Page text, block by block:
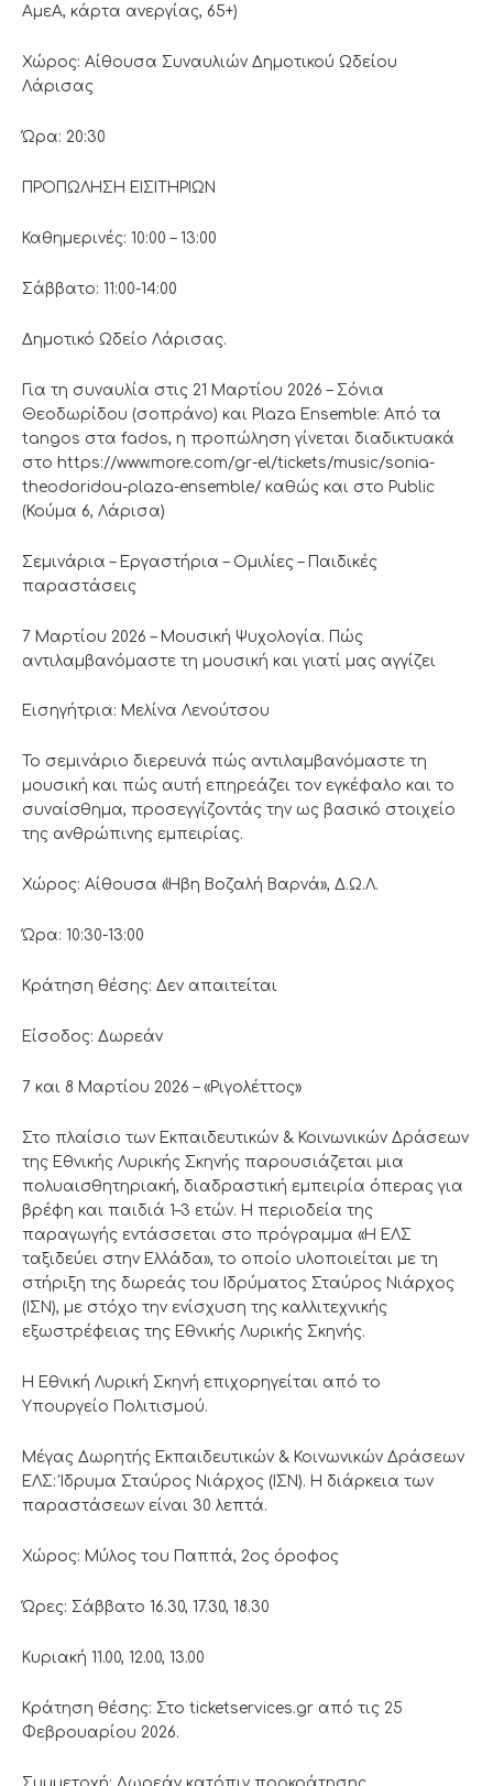
ΑμεΑ, κάρτα ανεργίας, 65+)
Χώρος: Αίθουσα Συναυλιών Δημοτικού Ωδείου
Λάρισας
Ώρα: 20:30
ΠΡΟΠΩΛΗΣΗ ΕΙΣΙΤΗΡΙΩΝ
Καθημερινές: 10:00 – 13:00
Σάββατο: 11:00-14:00
Δημοτικό Ωδείο Λάρισας.
Για τη συναυλία στις 21 Μαρτίου 2026 – Σόνια
Θεοδωρίδου (σοπράνο) και Plaza Ensemble: Από τα
tangos στα fados, η προπώληση γίνεται διαδικτυακά
στο https://www.more.com/gr-el/tickets/music/sonia-
theodoridou-plaza-ensemble/ καθώς και στο Public
(Κούμα 6, Λάρισα)
Σεμινάρια – Εργαστήρια – Ομιλίες – Παιδικές
παραστάσεις
7 Μαρτίου 2026 – Μουσική Ψυχολογία. Πώς
αντιλαμβανόμαστε τη μουσική και γιατί μας αγγίζει
Εισηγήτρια: Μελίνα Λενούτσου
Το σεμινάριο διερευνά πώς αντιλαμβανόμαστε τη
μουσική και πώς αυτή επηρεάζει τον εγκέφαλο και το
συναίσθημα, προσεγγίζοντάς την ως βασικό στοιχείο
της ανθρώπινης εμπειρίας.
Χώρος: Αίθουσα «Ήβη Βοζαλή Βαρνά», Δ.Ω.Λ.
Ώρα: 10:30-13:00
Κράτηση θέσης: Δεν απαιτείται
Είσοδος: Δωρεάν
7 και 8 Μαρτίου 2026 – «Ριγολέττος»
Στο πλαίσιο των Εκπαιδευτικών & Κοινωνικών Δράσεων
της Εθνικής Λυρικής Σκηνής παρουσιάζεται μια
πολυαισθητηριακή, διαδραστική εμπειρία όπερας για
βρέφη και παιδιά 1–3 ετών. Η περιοδεία της
παραγωγής εντάσσεται στο πρόγραμμα «Η ΕΛΣ
ταξιδεύει στην Ελλάδα», το οποίο υλοποιείται με τη
στήριξη της δωρεάς του Ιδρύματος Σταύρος Νιάρχος
(ΙΣΝ), με στόχο την ενίσχυση της καλλιτεχνικής
εξωστρέφειας της Εθνικής Λυρικής Σκηνής.
Η Εθνική Λυρική Σκηνή επιχορηγείται από το
Υπουργείο Πολιτισμού.
Μέγας Δωρητής Εκπαιδευτικών & Κοινωνικών Δράσεων
ΕΛΣ: Ίδρυμα Σταύρος Νιάρχος (ΙΣΝ). Η διάρκεια των
παραστάσεων είναι 30 λεπτά.
Χώρος: Μύλος του Παππά, 2ος όροφος
Ώρες: Σάββατο 16.30, 17.30, 18.30
Κυριακή 11.00, 12.00, 13.00
Κράτηση θέσης: Στο ticketservices.gr από τις 25
Φεβρουαρίου 2026.